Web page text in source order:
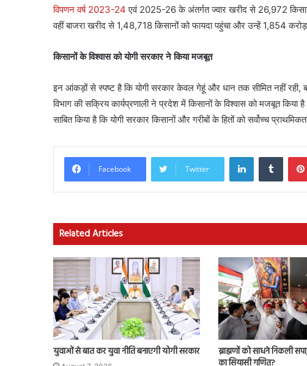
विपणन वर्ष 2023-24एवं 2025-26 के अंतर्गत ज्वार खरीद से 26,972
वहीं बाजरा खरीद से 1,48,718 किसानों को फायदा पहुंचा और उन्हें 1,854
किसानों के विश्वास को योगी सरकार ने किया मजबूत
इन आंकड़ों से स्पष्ट है कि योगी सरकार केवल गेहूं और धान तक सीमित नहीं रही,
विभाग की सक्रिय कार्यप्रणाली ने प्रदेश में किसानों के विश्वास को मजबूत
साबित किया है कि योगी सरकार किसानों और गरीबों के हितों को सर्वोच्च
Facebook Twitter
LinkedIn
Related Articles
युवाओं से बात कर युवा नीति बनाएगी योगी सरकार
ब्राह्मणों को साधने निकली